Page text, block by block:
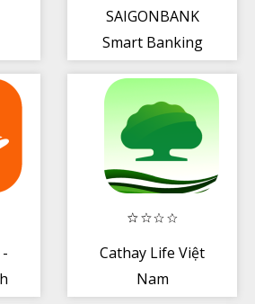
SAIGONBANK
Smart Banking
Cathay Life Việt
Nam